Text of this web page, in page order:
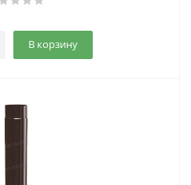
В корзину